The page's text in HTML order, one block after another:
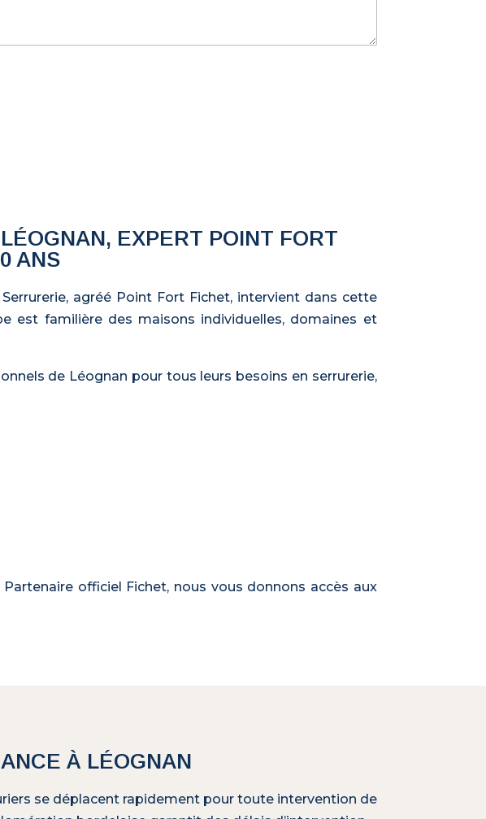
EXPERT POINT FORT
ANS
agréé Point Fort Fichet, intervient dans cette
est familière des maisons individuelles, domaines et
de Léognan pour tous leurs besoins en serrurerie,
officiel Fichet, nous vous donnons accès aux
À LÉOGNAN
se déplacent rapidement pour toute intervention de